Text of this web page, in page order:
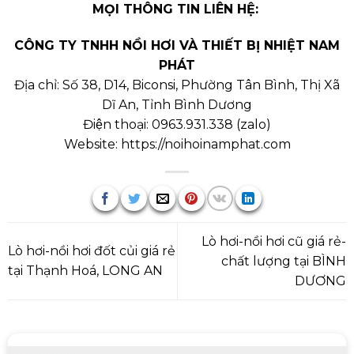
MỌI THÔNG TIN LIÊN HỆ:
CÔNG TY TNHH NỒI HƠI VÀ THIẾT BỊ NHIỆT NAM
PHÁT
Địa chỉ: Số 38, D14, Biconsi, Phường Tân Bình, Thị Xã
Dĩ An, Tỉnh Bình Dương
Điện thoại: 0963.931.338 (zalo)
Website: https://noihoinamphat.com
Lò hơi-nồi hơi đốt củi giá rẻ
tại Thạnh Hoá, LONG AN
Lò hơi-nồi hơi cũ giá rẻ-
chất lượng tại BÌNH
DƯƠNG